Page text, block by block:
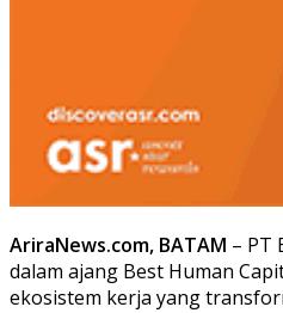
AriraNews.com, BATAM – PT
dalam ajang Best Human
ekosistem kerja yang